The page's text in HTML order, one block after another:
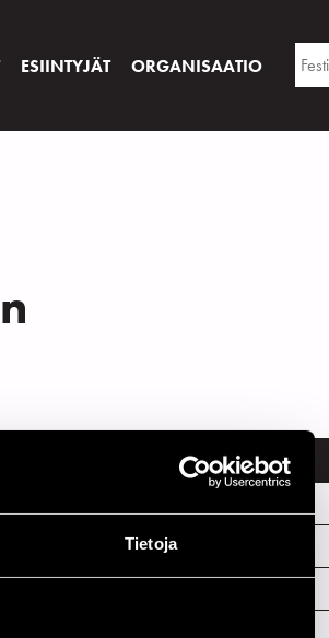
Tietoja
ESIINTYJÄT ORGANISAATIO
guitar, vocals